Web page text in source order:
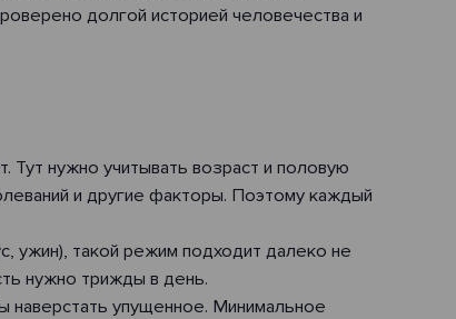
долгой историей человечества и
Тут нужно учитывать возраст и половую
и другие факторы. Поэтому каждый
ужин), такой режим подходит далеко не
нужно трижды в день.
наверстать упущенное. Минимальное